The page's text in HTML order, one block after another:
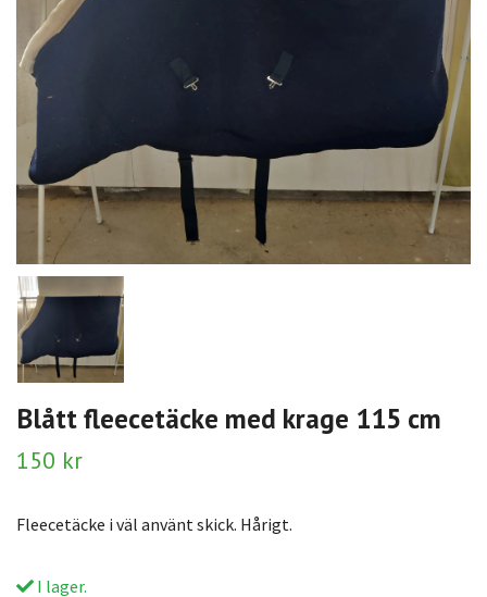
Blått fleecetäcke med krage 115 cm
150 kr
Fleecetäcke i väl använt skick. Hårigt.
I lager.